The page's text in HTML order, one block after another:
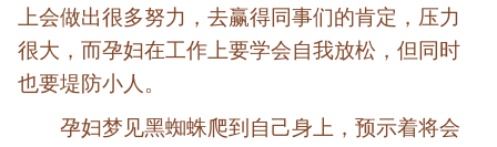
上会做出很多努力，去赢得同事们的肯定，压力
很大，而孕妇在工作上要学会自我放松，但同时
也要堤防小人。
孕妇梦见黑蜘蛛爬到自己身上，预示着将会